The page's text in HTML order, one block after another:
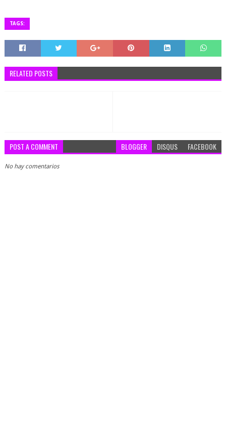
TAGS:
RELATED POSTS
POST A COMMENT BLOGGER DISQUS FACEBOOK
No hay comentarios